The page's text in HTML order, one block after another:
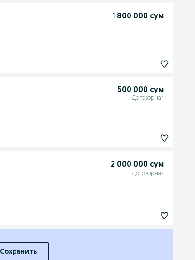
1 800 000 сум
500 000 сум
Договорная
2 000 000 сум
Договорная
Сохранить